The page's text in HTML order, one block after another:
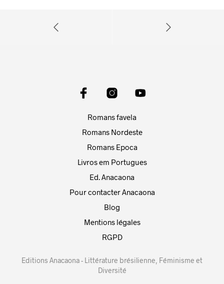
Romans favela
Romans Nordeste
Romans Epoca
Livros em Portugues
Ed. Anacaona
Pour contacter Anacaona
Blog
Mentions légales
RGPD
Editions Anacaona - Littérature brésilienne, Féminisme et
Diversité